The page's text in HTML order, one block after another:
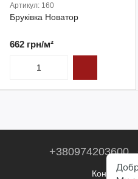
Артикул: 160
Бруківка Новатор
662 грн/м²
+380974203600
Контактна